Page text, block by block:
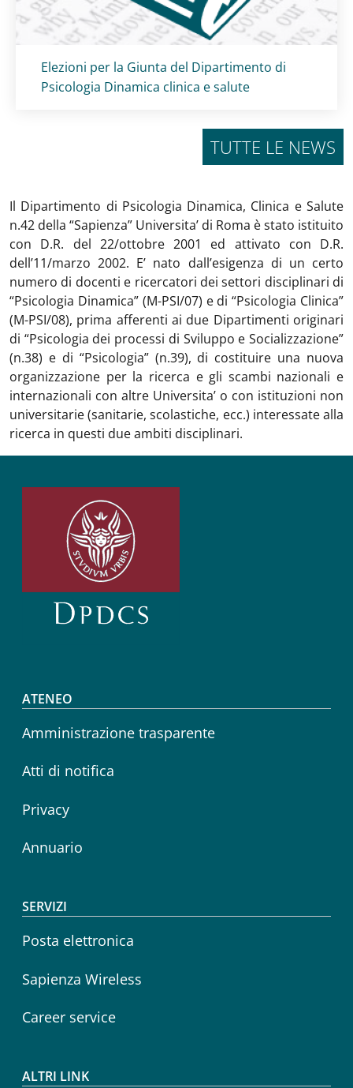
Titolo card:
Elezioni per la Giunta del Dipartimento di
Psicologia Dinamica clinica e salute
TUTTE LE NEWS
Il Dipartimento di Psicologia Dinamica, Clinica e Salute
n.42 della “Sapienza” Universita’ di Roma è stato istituito
con D.R. del 22/ottobre 2001 ed attivato con D.R.
dell’11/marzo 2002. E’ nato dall’esigenza di un certo
numero di docenti e ricercatori dei settori disciplinari di
“Psicologia Dinamica” (M-PSI/07) e di “Psicologia Clinica”
(M-PSI/08), prima afferenti ai due Dipartimenti originari
di “Psicologia dei processi di Sviluppo e Socializzazione”
(n.38) e di “Psicologia” (n.39), di costituire una nuova
organizzazione per la ricerca e gli scambi nazionali e
internazionali con altre Universita’ o con istituzioni non
universitarie (sanitarie, scolastiche, ecc.) interessate alla
ricerca in questi due ambiti disciplinari.
Footer menu
ATENEO
Amministrazione trasparente
Atti di notifica
Privacy
Annuario
SERVIZI
Posta elettronica
Sapienza Wireless
Career service
ALTRI LINK